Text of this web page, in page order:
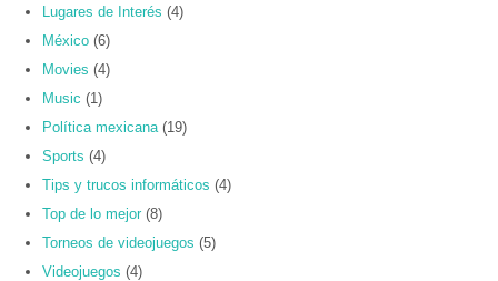
Lugares de Interés (4)
México (6)
Movies (4)
Music (1)
Política mexicana (19)
Sports (4)
Tips y trucos informáticos (4)
Top de lo mejor (8)
Torneos de videojuegos (5)
Videojuegos (4)